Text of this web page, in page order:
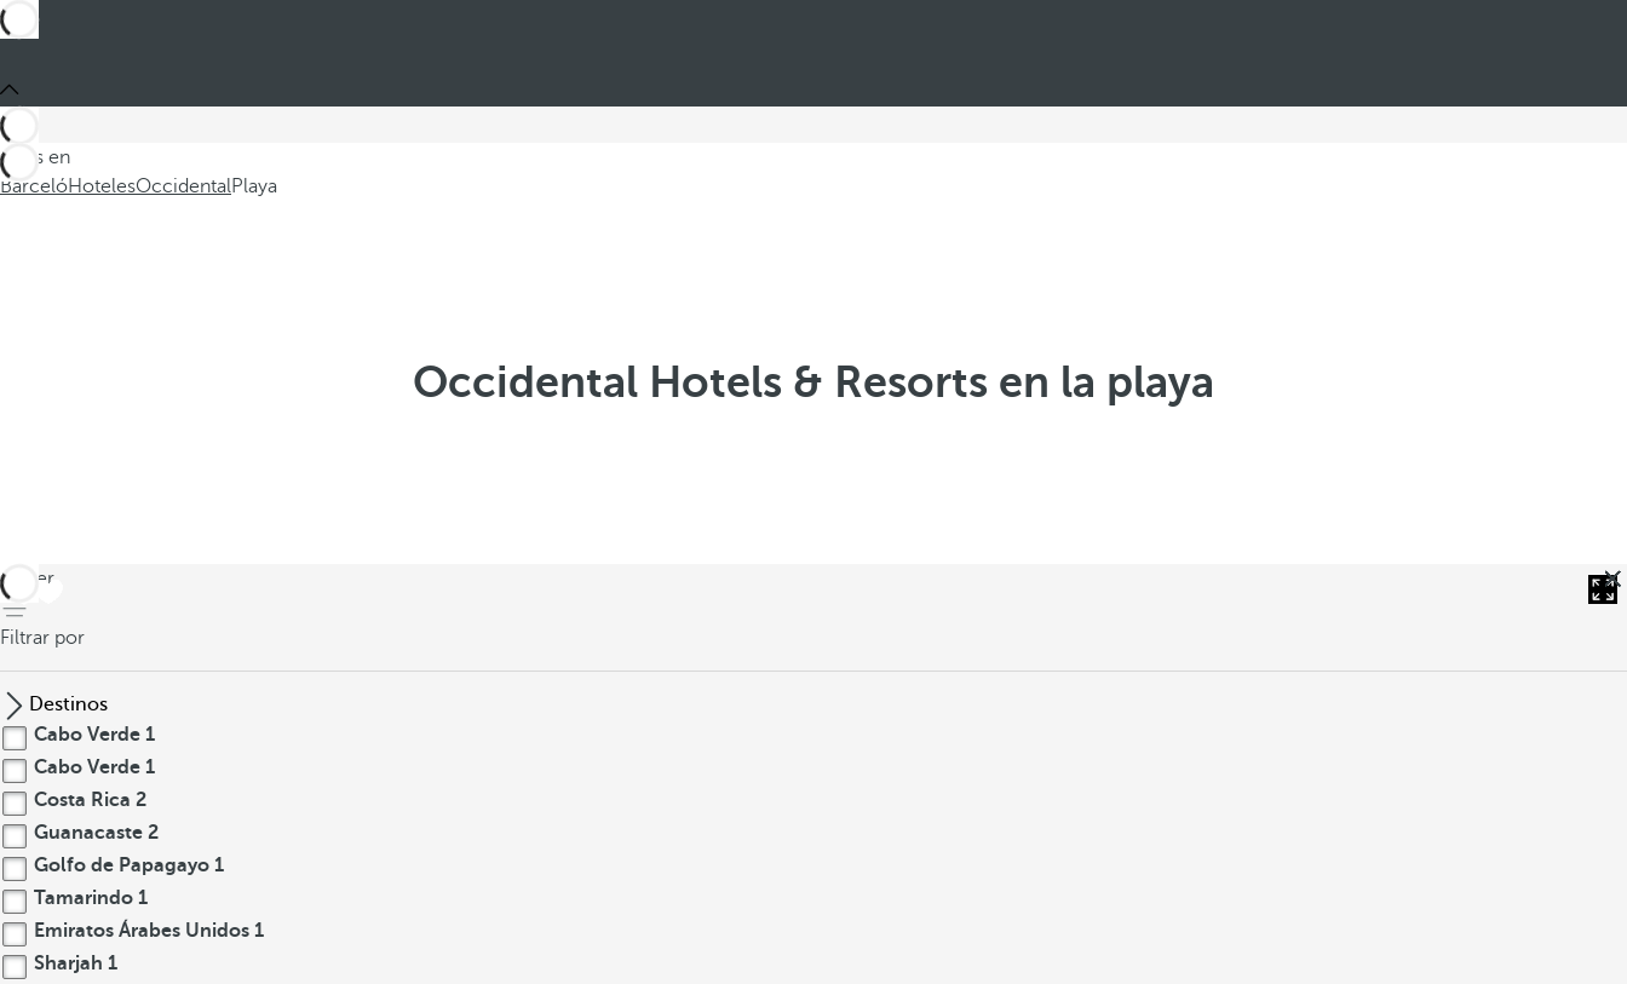
Estás en
BarcelóHotelesOccidentalPlaya
Occidental Hotels & Resorts en la playa
volver
Filtrar por
Destinos
Cabo Verde 1
Cabo Verde 1
Costa Rica 2
Guanacaste 2
Golfo de Papagayo 1
Tamarindo 1
Emiratos Árabes Unidos 1
Sharjah 1